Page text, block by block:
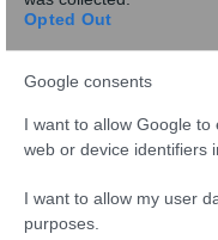
Opted Out
Google consents
I want to allow Google
web or device identifiers
I want to allow my user
purposes.
του